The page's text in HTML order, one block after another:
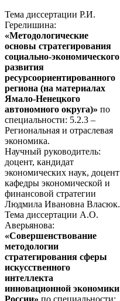
Тема диссертации Р.И.
Герелишина:
«Методологические
основы стратегирования
социально-экономического
развития
ресурсоориентированного
региона (на материалах
Ямало-Ненецкого
автономного округа)» по
специальности: 5.2.3 –
Региональная и отраслевая
экономика.
Научный руководитель:
доцент, кандидат
экономических наук, доцент
кафедры экономической и
финансовой стратегии
Людмила Ивановна Власюк.
Тема диссертации А.О.
Аверьянова:
«Совершенствование
методологии
стратегирования сферы
искусственного
интеллекта
инновационной экономики
России» по специальности: